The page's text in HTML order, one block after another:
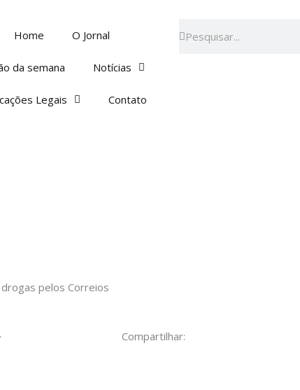
Home O Jornal
da semana Notícias
Legais Contato
pelos Correios
Compartilhar: